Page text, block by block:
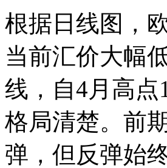
根据日线图，
当前汇价大幅
线，自4月高点
格局清楚。前
弹，但反弹始